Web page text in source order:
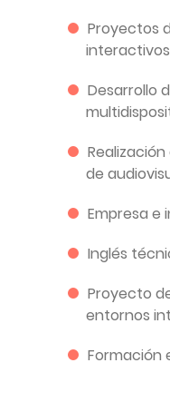
Proyectos
interactivos
Desarrollo
de
Empresa e
Inglés
Proyecto
entornos
Formación